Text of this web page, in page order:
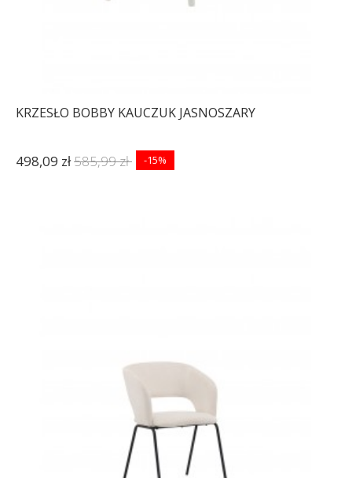
KRZESŁO BOBBY KAUCZUK JASNOSZARY
498,09 zł585,99 zł -15%